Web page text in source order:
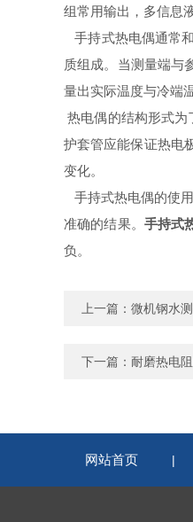
组常用输出，多信息
手持式热电偶通常
质组成。当测量端与
量出实际温度与冷端
热电偶的结构形式
护套管应能保证热电
变化。
手持式热电偶的使
准确的结果。 手持式
负。
上一篇： 微机钢水
下一篇： 耐磨热电
网站首页 |